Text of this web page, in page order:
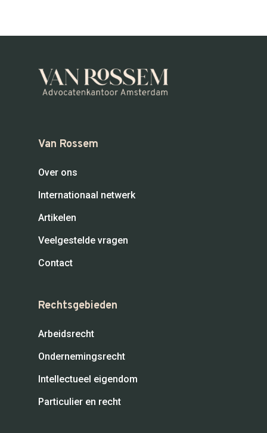
Van Rossem
Over ons
Internationaal netwerk
Artikelen
Veelgestelde vragen
Contact
Rechtsgebieden
Arbeidsrecht
Ondernemingsrecht
Intellectueel eigendom
Particulier en recht